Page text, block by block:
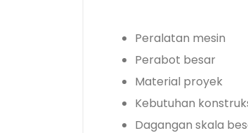
Peralatan mesin
Perabot besar
Material proyek
Kebutuhan
Dagangan skala